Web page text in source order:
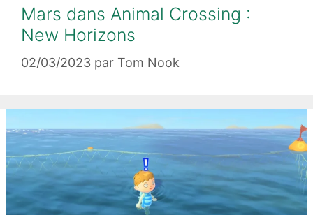
Mars dans Animal Crossing :
New Horizons
02/03/2023 par Tom Nook